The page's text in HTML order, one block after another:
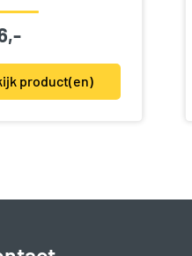
product(en)